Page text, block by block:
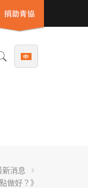
新消息
做好？》